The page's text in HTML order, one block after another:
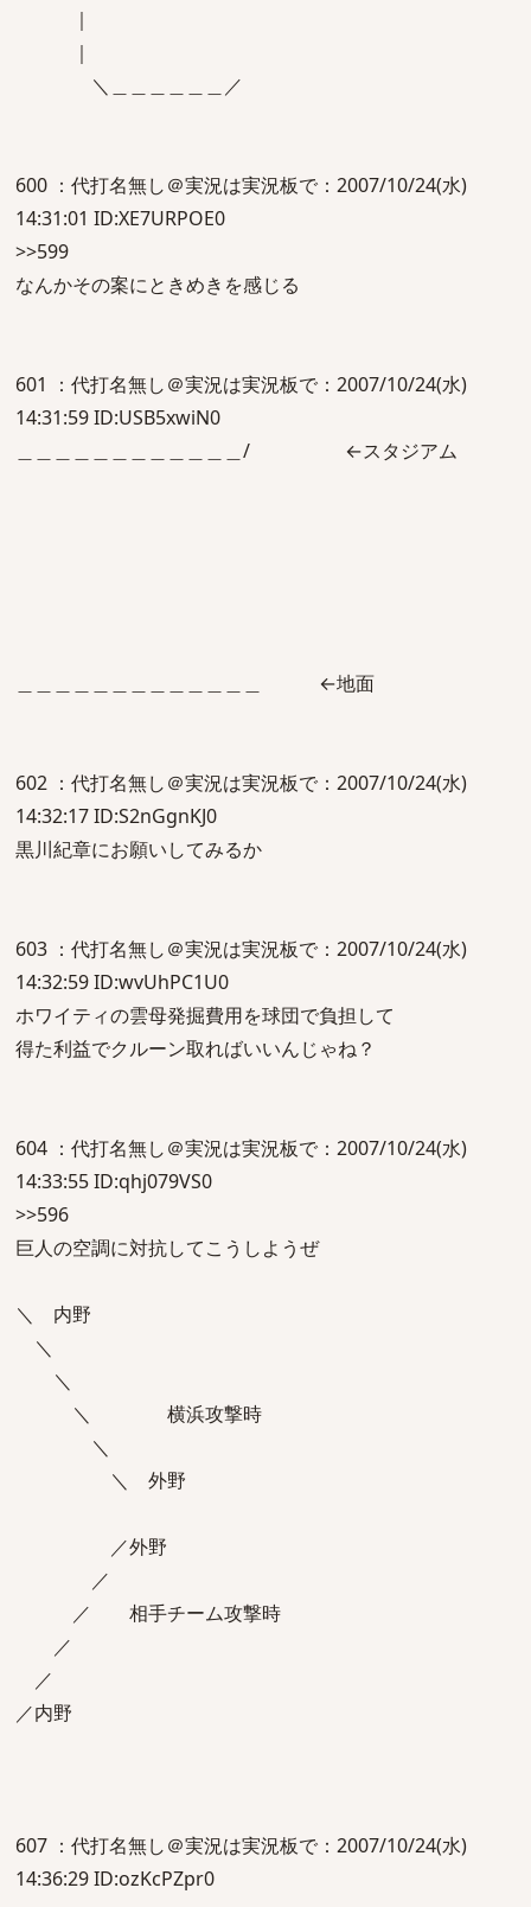
｜
｜
＼＿＿＿＿＿＿／
600 ：代打名無し＠実況は実況板で：2007/10/24(水)
14:31:01 ID:XE7URPOE0
>>599
なんかその案にときめきを感じる
601 ：代打名無し＠実況は実況板で：2007/10/24(水)
14:31:59 ID:USB5xwiN0
＿＿＿＿＿＿＿＿＿＿＿＿/ ←スタジアム
＿＿＿＿＿＿＿＿＿＿＿＿＿ ←地面
602 ：代打名無し＠実況は実況板で：2007/10/24(水)
14:32:17 ID:S2nGgnKJ0
黒川紀章にお願いしてみるか
603 ：代打名無し＠実況は実況板で：2007/10/24(水)
14:32:59 ID:wvUhPC1U0
ホワイティの雲母発掘費用を球団で負担して
得た利益でクルーン取ればいいんじゃね？
604 ：代打名無し＠実況は実況板で：2007/10/24(水)
14:33:55 ID:qhj079VS0
>>596
巨人の空調に対抗してこうしようぜ
＼ 内野
＼
＼
＼ 横浜攻撃時
＼
＼ 外野
／外野
／
／ 相手チーム攻撃時
／
／
／内野
607 ：代打名無し＠実況は実況板で：2007/10/24(水)
14:36:29 ID:ozKcPZpr0